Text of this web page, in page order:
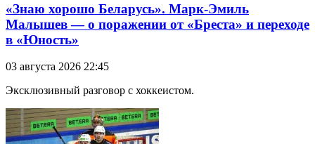
«Знаю хорошо Беларусь». Марк-Эмиль
Малышев — о поражении от «Бреста» и переходе
в «Юность»
03 августа 2026 22:45
Эксклюзивный разговор с хоккеистом.